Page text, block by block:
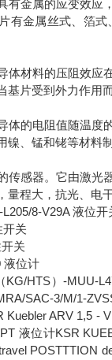
有金属的应变效应
有金属丝式、箔
体材料的压阻效应
基片受到外力作用
体的电阻值随温度
镍、锰和铑等材料
传感器。它由激光
量程大，抗光、电
8-V29A 液位开
开关
关
液位计
KG/HTS）-MUU-
SAC-3/M/1-
Kuebler ARV 1,5 -
液位计KSR
POSTTTION